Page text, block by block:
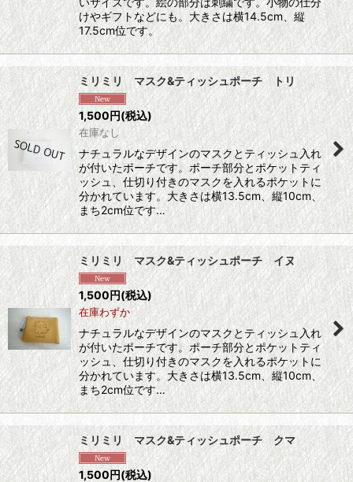
けやギフトなどにも。大きさは横14.5cm、縦
17.5cm位です。
ミリミリ マスク&ティッシュポーチ トリ
1,500円(税込)
在庫なし
ナチュラルなデザインのマスクとティッシュ入れ
が付いたポーチです。ポーチ部分とポケットティ
ッシュ、仕切り付きのマスクを入れるポケットに
分かれています。大きさは横13.5cm、縦10cm、
まち2cm位です…
ミリミリ マスク&ティッシュポーチ イヌ
1,500円(税込)
在庫わずか
ナチュラルなデザインのマスクとティッシュ入れ
が付いたポーチです。ポーチ部分とポケットティ
ッシュ、仕切り付きのマスクを入れるポケットに
分かれています。大きさは横13.5cm、縦10cm、
まち2cm位です…
ミリミリ マスク&ティッシュポーチ クマ
1,500円(税込)